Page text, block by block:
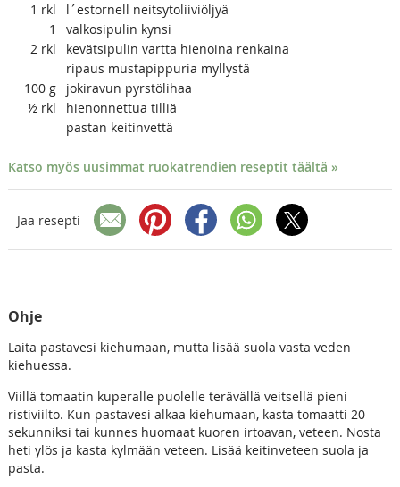
1 rkl
l´estornell neitsytoliiviöljyä
1
valkosipulin kynsi
2 rkl
kevätsipulin vartta hienoina renkaina
ripaus mustapippuria myllystä
100 g
jokiravun pyrstölihaa
½ rkl
hienonnettua tilliä
pastan keitinvettä
Katso myös uusimmat ruokatrendien reseptit täältä »
Jaa resepti
Ohje
Laita pastavesi kiehumaan, mutta lisää suola vasta veden
kiehuessa.
Viillä tomaatin kuperalle puolelle terävällä veitsellä pieni
ristiviilto. Kun pastavesi alkaa kiehumaan, kasta tomaatti 20
sekunniksi tai kunnes huomaat kuoren irtoavan, veteen. Nosta
heti ylös ja kasta kylmään veteen. Lisää keitinveteen suola ja
pasta.